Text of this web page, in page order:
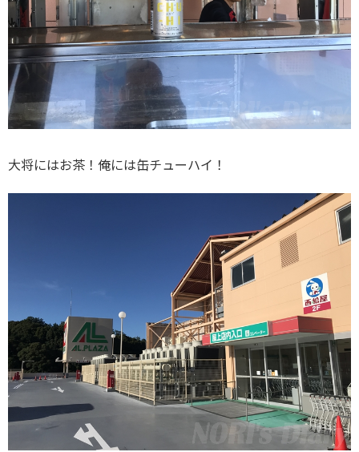
大将にはお茶！俺には缶チューハイ！